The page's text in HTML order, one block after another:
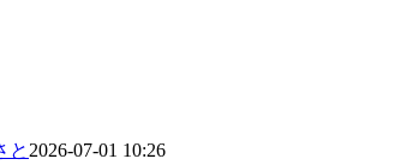
と 2026-07-01 10:26